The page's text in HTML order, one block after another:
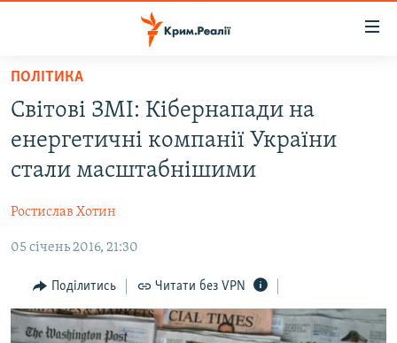
Перейти
основного
матеріалу
Перейти
до
основної
Перейти
пошуку
ВІДЕО ТА ФОТО
БЛОГИ
ПОГЛЯД
ІНТЕРВ'Ю
ВСЕ ЗА ДЕНЬ
ПОЛІТИКА
Світові ЗМІ: Кібернапади на
енергетичні компанії України
стали масштабнішими
Ростислав Хотин
05 січень 2016, 21:30
Поділитись Читати без VPN